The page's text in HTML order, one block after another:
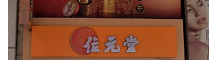
Dotazioni dello spazio
Accesso per disabili
Ampia Porta d'Ingresso